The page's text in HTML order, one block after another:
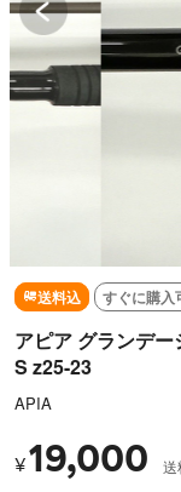
送料込 すぐに購入
アピア グランデ
S z25-23
APIA
¥19,000 送